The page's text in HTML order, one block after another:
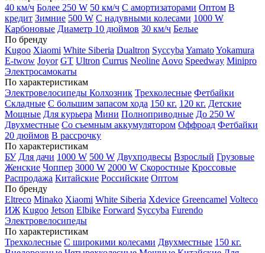
40 км/ч Более 250 W 50 км/ч С амортизаторами Оптом В
кредит Зимние 500 W С надувными колесами 1000 W
Карбоновые Диаметр 10 дюймов 30 км/ч Белые
По бренду
Kugoo Xiaomi White Siberia Dualtron Syccyba YamatoYokamura
E-twow Joyor GT Ultron Currus Neoline Aovo Speedway Minipro
Электросамокаты
По характеристикам
Электровелосипеды Колхозник Трехколесные Фетбайки
Складные С большим запасом хода 150 кг. 120 кг. Детские
Мощные Для курьера Мини Полноприводные До 250 W
Двухместные Со съемным аккумулятором Оффроад Фетбайки
20 дюймов В рассрочку
По характеристикам
БУ Для дачи 1000 W 500 W Двухподвесы Взрослый Грузовые
Женские Чоппер 3000 W 2000 W Скоростные Кроссовые
Распродажа Китайские Российские Оптом
По бренду
Eltreco Minako Xiaomi White Siberia Xdevice Greencamel Volteco
ИЖ Kugoo Jetson Elbike Forward Syccyba Furendo
Электровелосипеды
По характеристикам
Трехколесные С широкими колесами Двухместные 150 кг.